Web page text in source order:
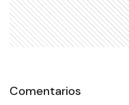
Comentarios